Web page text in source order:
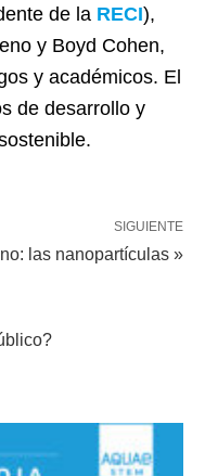
de la RECI),
y Boyd Cohen,
y académicos. El
de desarrollo y
SIGUIENTE
las nanopartículas »